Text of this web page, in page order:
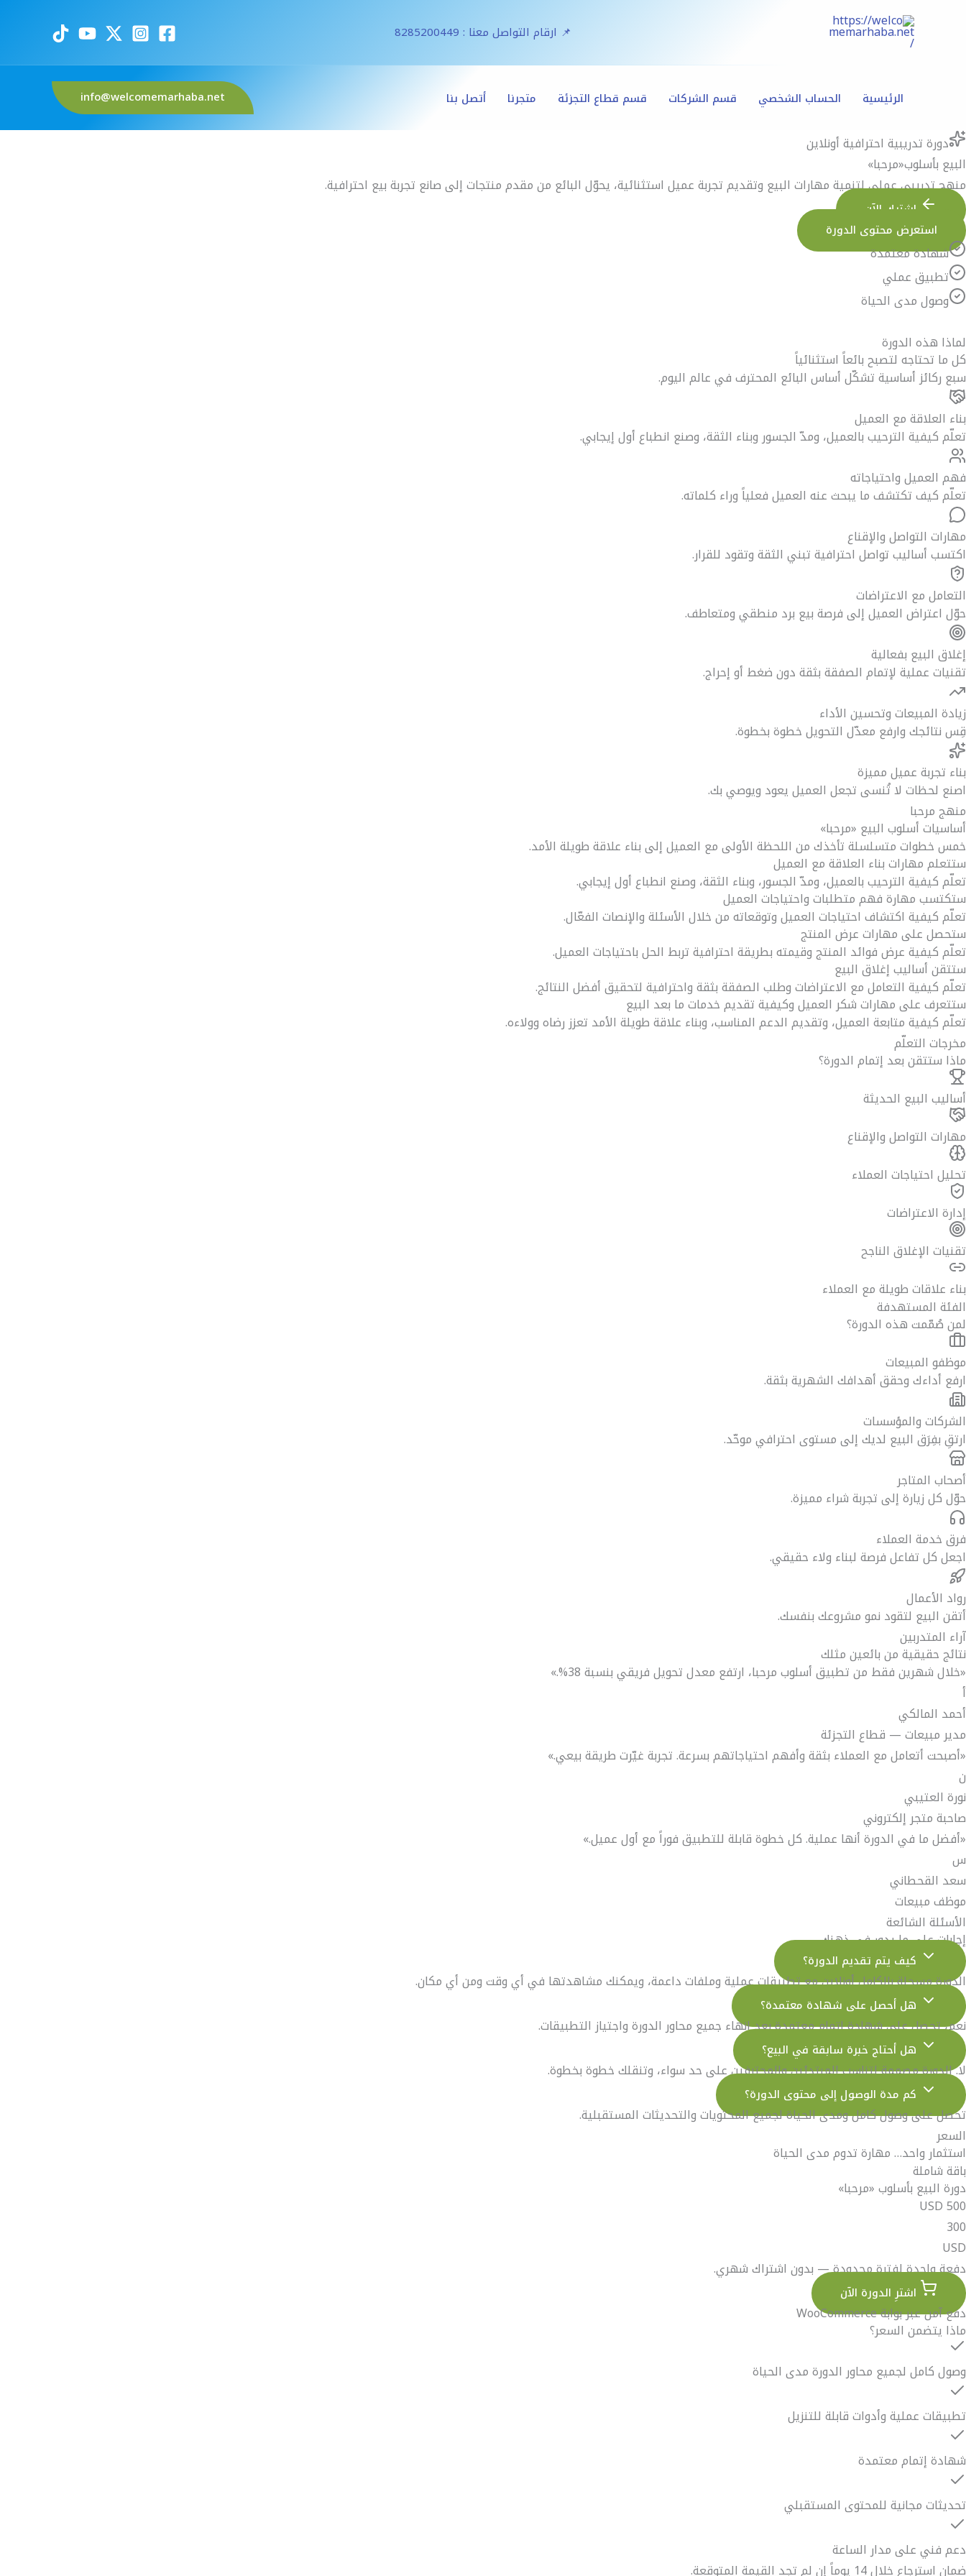
📌 ارقام التواصل معنا : 8285200449
الرئيسية الحساب الشخصي قسم الشركات قسم قطاع التجزئة متجرنا أتصل بنا info@welcomemarhaba.net
دورة تدريبية احترافية أونلاين
البيع بأسلوب«مرحبا»
منهج تدريبي عملي لتنمية مهارات البيع وتقديم تجربة عميل استثنائية، يحوّل البائع من مقدم منتجات إلى صانع تجربة بيع احترافية.
اشترك الآن
استعرض محتوى الدورة
شهادة معتمدة
تطبيق عملي
وصول مدى الحياة
لماذا هذه الدورة
كل ما تحتاجه لتصبح بائعاً استثنائياً
سبع ركائز أساسية تشكّل أساس البائع المحترف في عالم اليوم.
بناء العلاقة مع العميل
تعلّم كيفية الترحيب بالعميل، ومدّ الجسور وبناء الثقة، وصنع انطباع أول إيجابي.
فهم العميل واحتياجاته
تعلّم كيف تكتشف ما يبحث عنه العميل فعلياً وراء كلماته.
مهارات التواصل والإقناع
اكتسب أساليب تواصل احترافية تبني الثقة وتقود للقرار.
التعامل مع الاعتراضات
حوّل اعتراض العميل إلى فرصة بيع برد منطقي ومتعاطف.
إغلاق البيع بفعالية
تقنيات عملية لإتمام الصفقة بثقة دون ضغط أو إحراج.
زيادة المبيعات وتحسين الأداء
قِس نتائجك وارفع معدّل التحويل خطوة بخطوة.
بناء تجربة عميل مميزة
اصنع لحظات لا تُنسى تجعل العميل يعود ويوصي بك.
منهج مرحبا
أساسيات أسلوب البيع «مرحبا»
خمس خطوات متسلسلة تأخذك من اللحظة الأولى مع العميل إلى بناء علاقة طويلة الأمد.
ستتعلم مهارات بناء العلاقة مع العميل
تعلّم كيفية الترحيب بالعميل، ومدّ الجسور، وبناء الثقة، وصنع انطباع أول إيجابي.
ستكتسب مهارة فهم متطلبات واحتياجات العميل
تعلّم كيفية اكتشاف احتياجات العميل وتوقعاته من خلال الأسئلة والإنصات الفعّال.
ستحصل على مهارات عرض المنتج
تعلّم كيفية عرض فوائد المنتج وقيمته بطريقة احترافية تربط الحل باحتياجات العميل.
ستتقن أساليب إغلاق البيع
تعلّم كيفية التعامل مع الاعتراضات وطلب الصفقة بثقة واحترافية لتحقيق أفضل النتائج.
ستتعرف على مهارات شكر العميل وكيفية تقديم خدمات ما بعد البيع
تعلّم كيفية متابعة العميل، وتقديم الدعم المناسب، وبناء علاقة طويلة الأمد تعزز رضاه وولاءه.
مخرجات التعلّم
ماذا ستتقن بعد إتمام الدورة؟
أساليب البيع الحديثة
مهارات التواصل والإقناع
تحليل احتياجات العملاء
إدارة الاعتراضات
تقنيات الإغلاق الناجح
بناء علاقات طويلة مع العملاء
الفئة المستهدفة
لمن صُمّمت هذه الدورة؟
موظفو المبيعات
ارفع أداءك وحقق أهدافك الشهرية بثقة.
الشركات والمؤسسات
ارتقِ بفِرَق البيع لديك إلى مستوى احترافي موحّد.
أصحاب المتاجر
حوّل كل زيارة إلى تجربة شراء مميزة.
فرق خدمة العملاء
اجعل كل تفاعل فرصة لبناء ولاء حقيقي.
رواد الأعمال
أتقن البيع لتقود نمو مشروعك بنفسك.
آراء المتدربين
نتائج حقيقية من بائعين مثلك
«خلال شهرين فقط من تطبيق أسلوب مرحبا، ارتفع معدل تحويل فريقي بنسبة 38%.»
أ
أحمد المالكي
مدير مبيعات — قطاع التجزئة
«أصبحت أتعامل مع العملاء بثقة وأفهم احتياجاتهم بسرعة. تجربة غيّرت طريقة بيعي.»
ن
نورة العتيبي
صاحبة متجر إلكتروني
«أفضل ما في الدورة أنها عملية. كل خطوة قابلة للتطبيق فوراً مع أول عميل.»
س
سعد القحطاني
موظف مبيعات
الأسئلة الشائعة
إجابات على ما يدور في ذهنك
كيف يتم تقديم الدورة؟
الدورة مسجلة بالكامل أونلاين مع تطبيقات عملية وملفات داعمة، ويمكنك مشاهدتها في أي وقت ومن أي مكان.
هل أحصل على شهادة معتمدة؟
نعم، تحصل على شهادة إتمام معتمدة بعد إنهاء جميع محاور الدورة واجتياز التطبيقات.
هل أحتاج خبرة سابقة في البيع؟
لا. الدورة مصممة لتناسب المبتدئين والمحترفين على حد سواء، وتنقلك خطوة بخطوة.
كم مدة الوصول إلى محتوى الدورة؟
تحصل على وصول كامل ومدى الحياة لجميع المحتويات والتحديثات المستقبلية.
السعر
استثمار واحد… مهارة تدوم مدى الحياة
باقة شاملة
دورة البيع بأسلوب «مرحبا»
500 USD
300
USD
دفعة واحدة لفترة محدودة — بدون اشتراك شهري.
اشترِ الدورة الآن
دفع آمن عبر بوابة WooCommerce
ماذا يتضمن السعر؟
وصول كامل لجميع محاور الدورة مدى الحياة
تطبيقات عملية وأدوات قابلة للتنزيل
شهادة إتمام معتمدة
تحديثات مجانية للمحتوى المستقبلي
دعم فني على مدار الساعة
ضمان استرجاع خلال 14 يوماً إن لم تجد القيمة المتوقعة.